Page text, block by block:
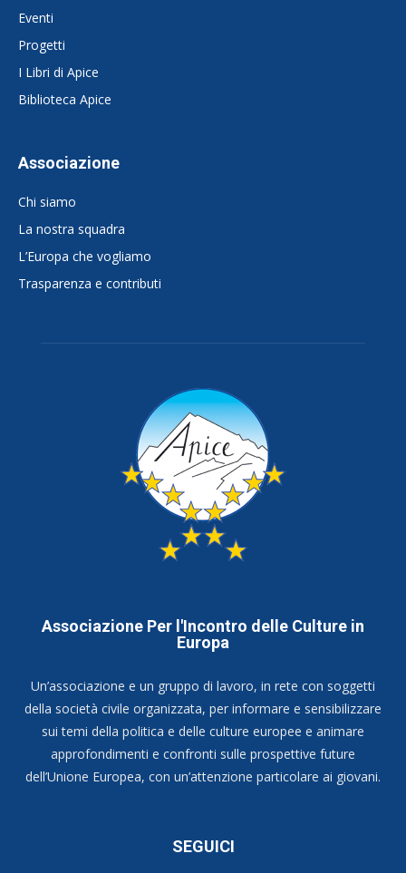
Eventi
Progetti
I Libri di Apice
Biblioteca Apice
Associazione
Chi siamo
La nostra squadra
L’Europa che vogliamo
Trasparenza e contributi
Associazione Per l'Incontro delle Culture in
Europa
Un’associazione e un gruppo di lavoro, in rete con soggetti
della società civile organizzata, per informare e sensibilizzare
sui temi della politica e delle culture europee e animare
approfondimenti e confronti sulle prospettive future
dell’Unione Europea, con un’attenzione particolare ai giovani.
SEGUICI